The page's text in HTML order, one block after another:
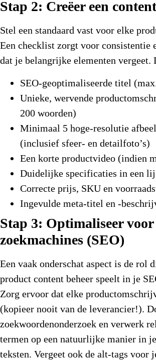
Stap 2: Creëer een
Stel een standaard vast voor elke
Een checklist zorgt voor consistentie
dat je belangrijke elementen vergeet.
SEO-geoptimaliseerde titel
Unieke, wervende
200 woorden)
Minimaal 5 hoge-resolutie
(inclusief sfeer- en detailfoto’s)
Een korte productvideo (indien
Duidelijke specificaties in een
Correcte prijs, SKU en
Ingevulde meta-titel en -
Stap 3: Optimaliseer voor
zoekmachines (SEO)
Een vaak onderschat aspect is de rol
product content beheer speelt in je
Zorg ervoor dat elke
(kopieer nooit van de leverancier!).
zoekwoordenonderzoek en verwerk
termen op een natuurlijke manier in
teksten. Vergeet ook de alt-tags voor